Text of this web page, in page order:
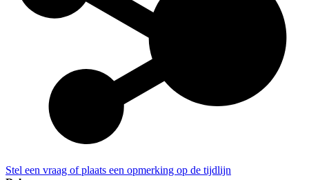
Stel een vraag of plaats een opmerking op de tijdlijn